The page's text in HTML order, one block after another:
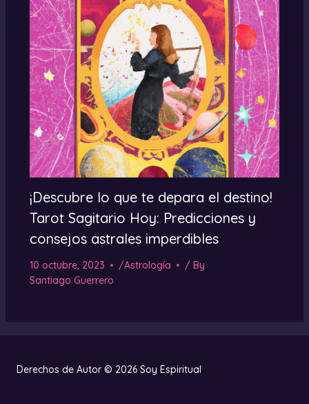
¡Descubre lo que te depara el destino!
Tarot Sagitario Hoy: Predicciones y
consejos astrales imperdibles
10 octubre, 2023 /Astrología
/ By
Santiago Guerrero
Derechos de Autor © 2026 Soy Espiritual